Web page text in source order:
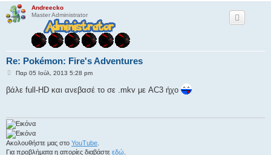
Andreecko
Master Administrator
Re: Pokémon: Fire's Adventures
Δ
μ
ο
υ
σ
η
Παρ 05 Ιούλ, 2013 5:28 pm
βάλε full-HD και ανεβασέ το σε .mkv με AC3 ήχο
Ακολουθήστε μας στο YouTube.
Για προβλήματα η απορίες διαβάστε εδώ.